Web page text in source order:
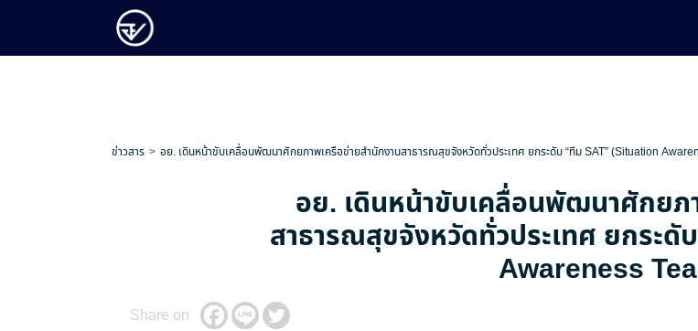
ข่าวสาร อย. เดินหน้าขับเคลื่อนพัฒนาศักยภาพเครือข่ายสำนักงานสาธารณสุขจังหวัดทั่วประเทศ ยกระดับ “ทีม SAT” (Situation
อย. เดินหน้าขับเคลื่อนพัฒนาศักยภ
สาธารณสุขจังหวัดทั่วประเทศ ยกระ
Awareness
Share on